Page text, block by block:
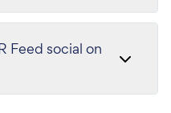
Feed social on